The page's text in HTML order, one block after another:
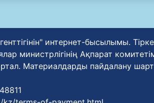
интернет-бысылымы.
министрлігінің Ақпарат
Материалдарды пайдалану